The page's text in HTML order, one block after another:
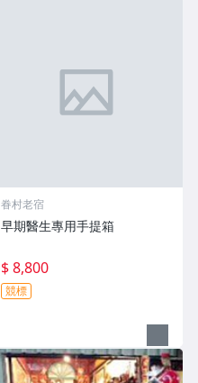
眷村老宿
早期醫生專用手提箱
$ 8,800
競標